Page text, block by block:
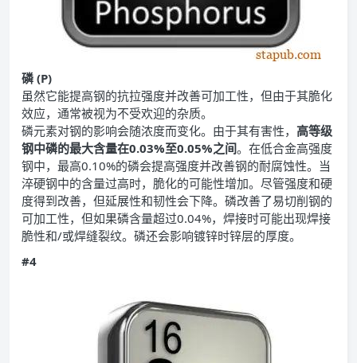
磷 (P)
虽然它能提高钢的抗拉强度并改善可加工性，但由于其脆化
效应，通常被视为不受欢迎的杂质。
磷元素对钢的影响会随浓度而变化。由于其有害性， 高等级
钢中磷的最大含量在0.03%至0.05%之间。在低合金高强度
钢中，最高0.10%的磷会提高强度并改善钢的耐腐蚀性。当
淬硬钢中的含量过高时，脆化的可能性增加。尽管强度和硬
度得到改善，但延展性和韧性会下降。磷改善了易切削钢的
可加工性，但如果磷含量超过0.04%，焊接时可能出现焊接
脆性和/或焊缝裂纹。磷还会影响镀锌时锌层的厚度。
#4